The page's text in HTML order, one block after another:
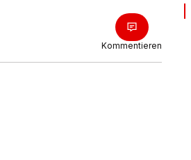
Kommentieren